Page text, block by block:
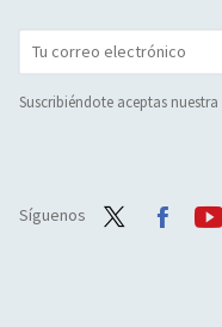
Suscribiéndote aceptas nuestra
Síguenos